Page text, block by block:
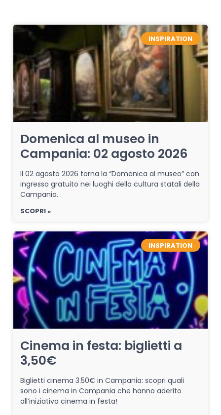
INSPIRATION
Domenica al museo in
Campania: 02 agosto 2026
Il 02 agosto 2026 torna la “Domenica al museo” con
ingresso gratuito nei luoghi della cultura statali della
Campania.
SCOPRI »
INSPIRATION
Cinema in festa: biglietti a
3,50€
Biglietti cinema 3.50€ in Campania: scopri quali
sono i cinema in Campania che hanno aderito
all’iniziativa cinema in festa!